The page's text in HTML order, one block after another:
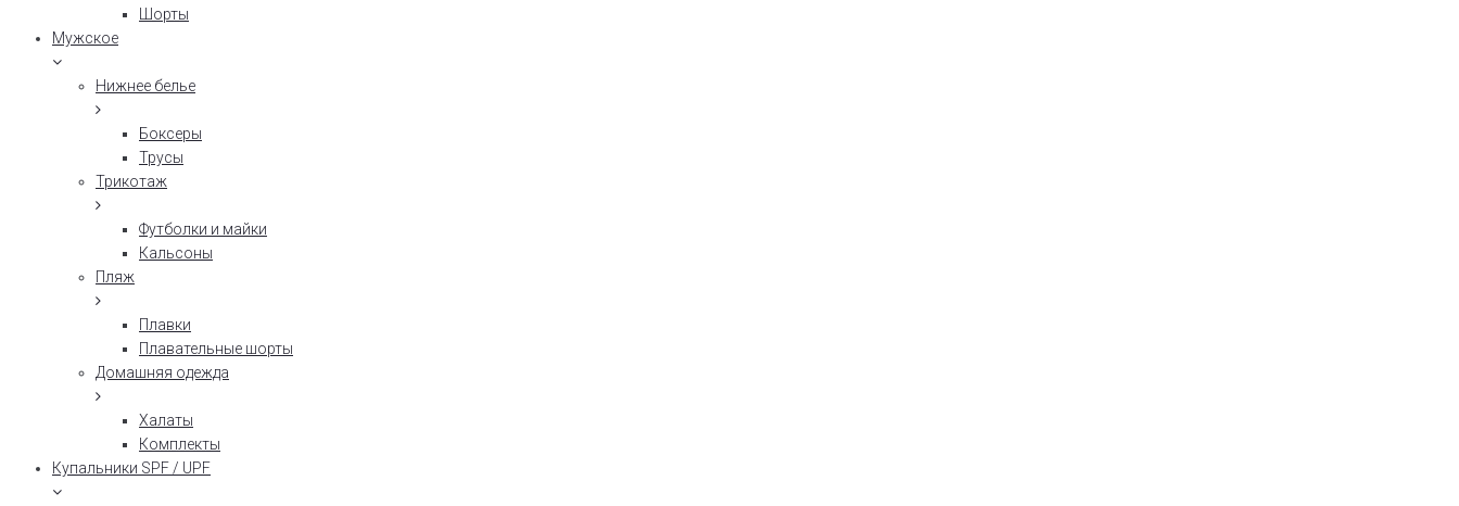
Шорты
Мужское
Нижнее белье
Боксеры
Трусы
Трикотаж
Футболки и майки
Кальсоны
Пляж
Плавки
Плавательные шорты
Домашняя одежда
Халаты
Комплекты
Купальники SPF / UPF